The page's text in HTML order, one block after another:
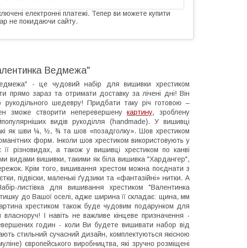
електронні платежі. Тепер ви можете купити
не покидаючи сайту.
Ведмежа"
- це чудовий набір для вишивки хрестиком
зараз та отримати доставку за лічені дні! Він
рукодільного шедевру! Придбати таку річ готовою –
зможе створити неперевершенукартину, зроблену
видів рукоділля (handmade). У вишивці
як шви ¼, ½, ¾ та шов «позадголку». Шов хрестиком
форм. Інколи шов хрестиком використовують у
різновидах, а також у вишивці хрестиком по канві
видами вишивки, такими як біла вишивка "Хардангер",
Крім того, вишивання хрестом можна поєднати з
підвіски, маленькі ґудзики та «фантазійні» нитки. А
листівка для вишивання хрестиком "Валентинка
до Вашої оселі, адже ширина її складає: щина, мм
хрестиком також буде чудовим подарунком для
І навіть не важливе кінцеве призначення -
годин - коли Ви будете вишивати набор від
стильний сучасний дизайн, комплектуються якісною
європейського виробництва, які зручно розміщені